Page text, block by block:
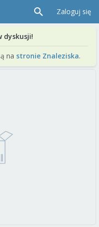
Zaloguj się
dyskusji!
na stronie Znaleziska.